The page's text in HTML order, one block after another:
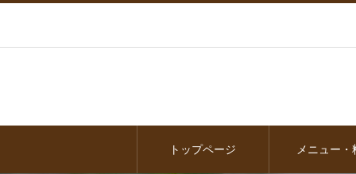
トップページ メニュー・